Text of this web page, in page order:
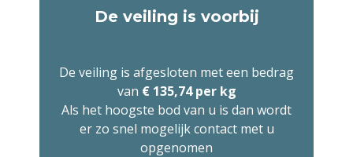
De veiling is voorbij
De veiling is afgesloten met een bedrag
van € 135,74 per kg
Als het hoogste bod van u is dan wordt
er zo snel mogelijk contact met u
opgenomen